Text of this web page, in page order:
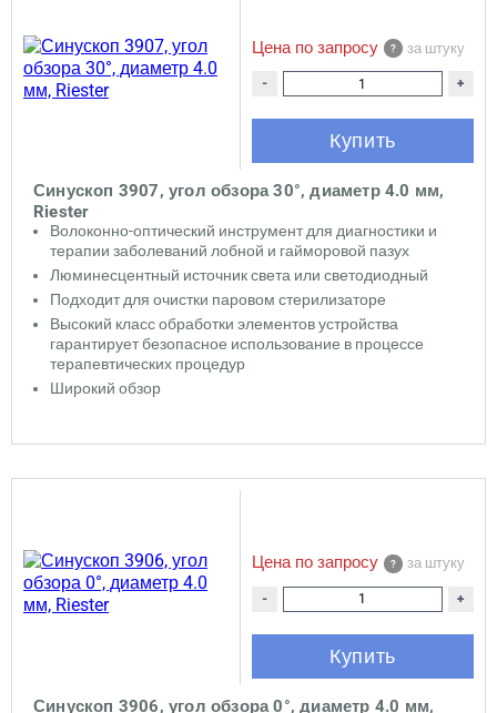
Синускоп 3907, угол обзора 30°, диаметр 4.0 мм,
Riester
Волоконно-оптический инструмент для диагностики и
терапии заболеваний лобной и гайморовой пазух
Люминесцентный источник света или светодиодный
Подходит для очистки паровом стерилизаторе
Высокий класс обработки элементов устройства
гарантирует безопасное использование в процессе
терапевтических процедур
Широкий обзор
Цена по запросу за штуку
- +
Купить
Синускоп 3906, угол обзора 0°, диаметр 4.0 мм,
Цена по запросу за штуку
- +
Купить